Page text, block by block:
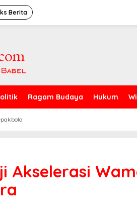
Berita
Ragam Budaya Hukum
Akselerasi